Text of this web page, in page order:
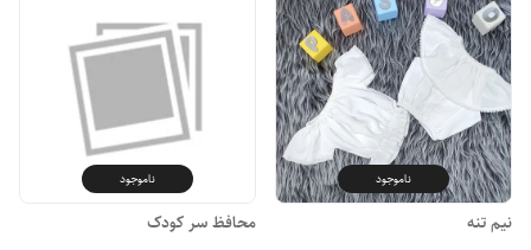
ناموجود
نیم تنه
ناموجود
محافظ سر کودک